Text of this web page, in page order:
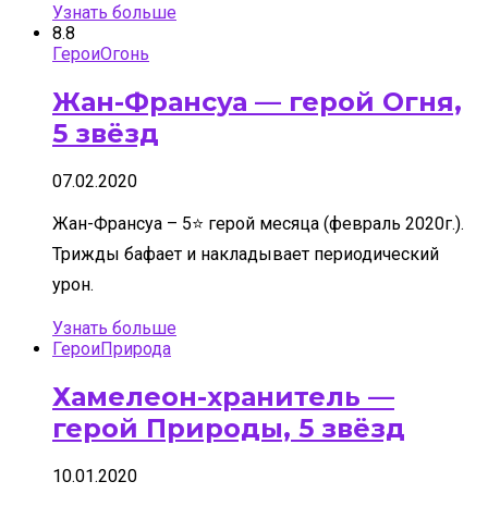
Узнать больше
8.8
ГероиОгонь
Жан-Франсуа — герой Огня,
5 звёзд
07.02.2020
Жан-Франсуа – 5⭐ герой месяца (февраль 2020г.).
Трижды бафает и накладывает периодический
урон.
Узнать больше
ГероиПрирода
Хамелеон-хранитель —
герой Природы, 5 звёзд
10.01.2020